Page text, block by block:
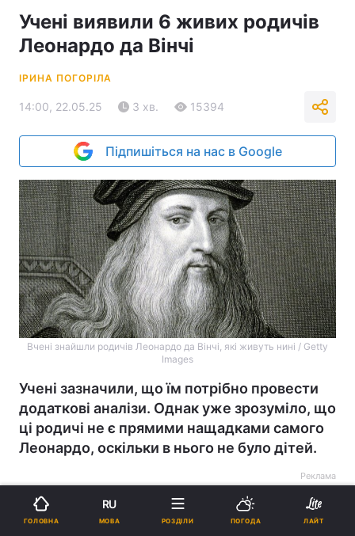
Учені виявили 6 живих родичів
Леонардо да Вінчі
ІРИНА ПОГОРІЛА
14:00, 22.05.25 3 хв. 15394
Підпишіться на нас в Google
Вчені знайшли родичів Леонардо да Вінчі, які живуть нині / Getty
Images
Учені зазначили, що їм потрібно провести
додаткові аналізи. Однак уже зрозуміло, що
ці родичі не є прямими нащадками самого
Леонардо, оскільки в нього не було дітей.
Реклама
ГОЛОВНА
RU
МОВА РОЗДІЛИ ПОГОДА ЛАЙТ